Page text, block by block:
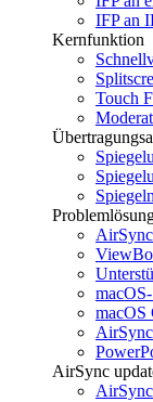
IFP an
Kernfunktion
Touch
macOS
AirSync